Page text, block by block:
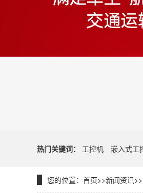
热门关键词： 工控机 嵌入式工
您的位置： 首页>>新闻资讯>>